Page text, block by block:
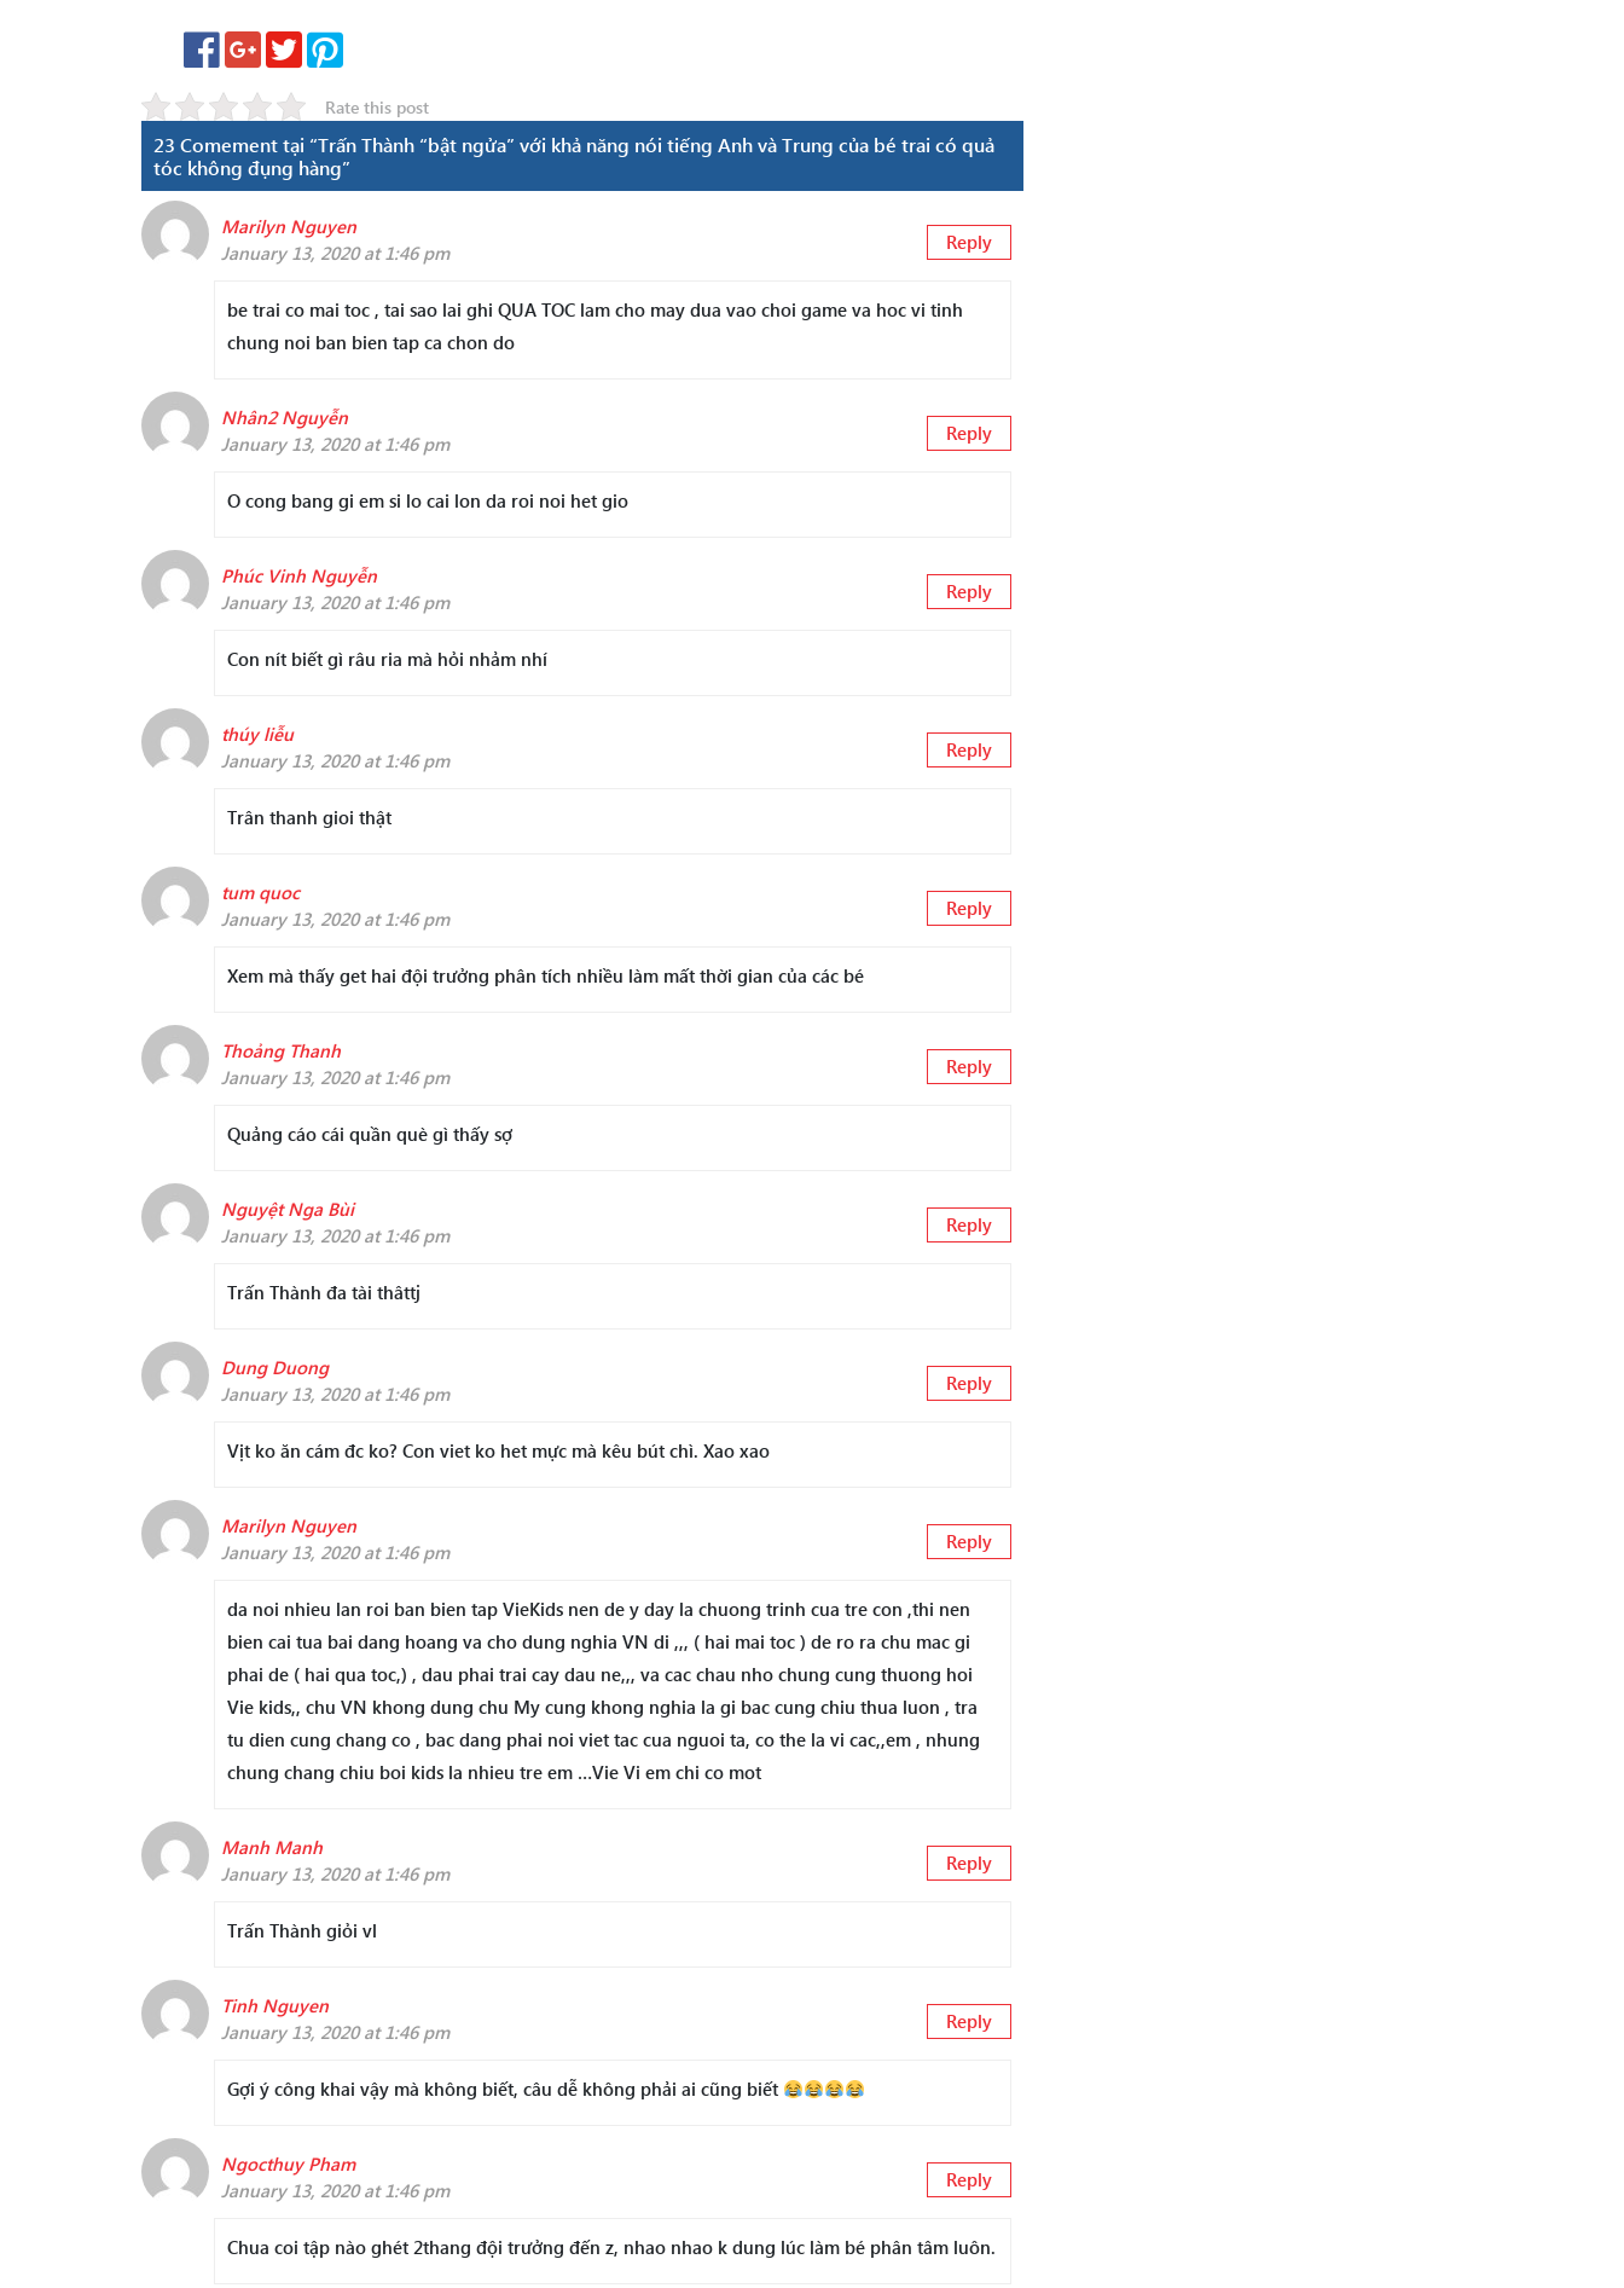
Rate this post
23 Comement tại “Trấn Thành “bật ngửa” với khả năng nói tiếng Anh và Trung của bé trai có quả
tóc không đụng hàng”
Marilyn Nguyen
January 13, 2020 at 1:46 pm
Reply
be trai co mai toc , tai sao lai ghi QUA TOC lam cho may dua vao choi game va hoc vi tinh
chung noi ban bien tap ca chon do
Nhân2 Nguyễn
January 13, 2020 at 1:46 pm
Reply
O cong bang gi em si lo cai lon da roi noi het gio
Phúc Vinh Nguyễn
January 13, 2020 at 1:46 pm
Reply
Con nít biết gì râu ria mà hỏi nhảm nhí
thúy liễu
January 13, 2020 at 1:46 pm
Reply
Trân thanh gioi thật
tum quoc
January 13, 2020 at 1:46 pm
Reply
Xem mà thấy get hai đội trưởng phân tích nhiều làm mất thời gian của các bé
Thoảng Thanh
January 13, 2020 at 1:46 pm
Reply
Quảng cáo cái quần què gì thấy sợ
Nguyệt Nga Bùi
January 13, 2020 at 1:46 pm
Reply
Trấn Thành đa tài thâttj
Dung Duong
January 13, 2020 at 1:46 pm
Reply
Vịt ko ăn cám đc ko? Con viet ko het mực mà kêu bút chì. Xao xao
Marilyn Nguyen
January 13, 2020 at 1:46 pm
Reply
da noi nhieu lan roi ban bien tap VieKids nen de y day la chuong trinh cua tre con ,thi nen
bien cai tua bai dang hoang va cho dung nghia VN di ,,, ( hai mai toc ) de ro ra chu mac gi
phai de ( hai qua toc,) , dau phai trai cay dau ne,,, va cac chau nho chung cung thuong hoi
Vie kids,, chu VN khong dung chu My cung khong nghia la gi bac cung chiu thua luon , tra
tu dien cung chang co , bac dang phai noi viet tac cua nguoi ta, co the la vi cac,,em , nhung
chung chang chiu boi kids la nhieu tre em …Vie Vi em chi co mot
Manh Manh
January 13, 2020 at 1:46 pm
Reply
Trấn Thành giỏi vl
Tinh Nguyen
January 13, 2020 at 1:46 pm
Reply
Gợi ý công khai vậy mà không biết, câu dễ không phải ai cũng biết
Ngocthuy Pham
January 13, 2020 at 1:46 pm
Reply
Chua coi tập nào ghét 2thang đội trưởng đến z, nhao nhao k dung lúc làm bé phân tâm luôn.